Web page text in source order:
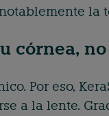
la
córnea,
Por eso,
a la lente.